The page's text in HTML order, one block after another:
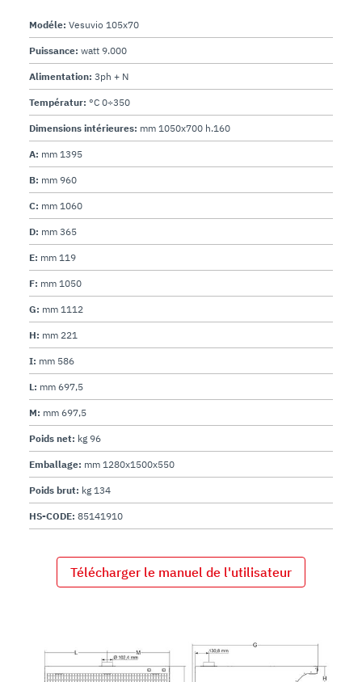
Modéle: Vesuvio 105x70
Puissance: watt 9.000
Alimentation: 3ph + N
Températur: °C 0÷350
Dimensions intérieures: mm 1050x700 h.160
A: mm 1395
B: mm 960
C: mm 1060
D: mm 365
E: mm 119
F: mm 1050
G: mm 1112
H: mm 221
I: mm 586
L: mm 697,5
M: mm 697,5
Poids net: kg 96
Emballage: mm 1280x1500x550
Poids brut: kg 134
HS-CODE: 85141910
Télécharger le manuel de l'utilisateur